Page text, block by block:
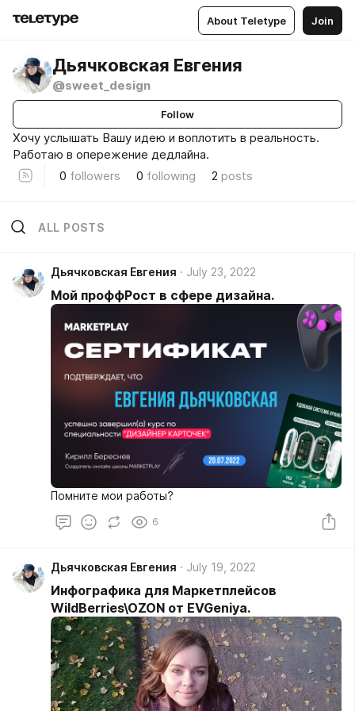
About Teletype Join
Дьячковская Евгения
@sweet_design
Follow
Хочу услышать Вашу идею и воплотить в реальность.
Работаю в опережение дедлайна.
0 followers 0 following 2 posts
ALL POSTS
Дьячковская Евгения July 23, 2022
Мой проффРост в сфере дизайна.
Помните мои работы?
6
Дьячковская Евгения July 19, 2022
Инфографика для Маркетплейсов
WildBerries\OZON от EVGeniya.